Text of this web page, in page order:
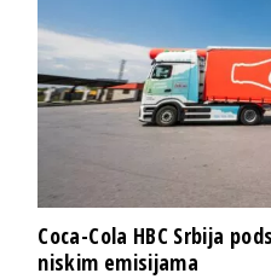
Coca-Cola HBC Srbija
niskim emisijama